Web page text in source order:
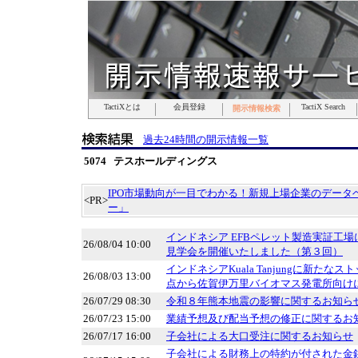
TactiXとは 会員登録 開示情報検索 TactiX Search
TactiXとは 会員登録 開示情報検索 TactiX Search
TactiXとは 会員登録 開示情報検索 TactiX Search
TactiXとは 会員登録 開示情報検索 TactiX Search
TactiXとは 会員登録 開示情報検索 TactiX Search
TactiXとは 会員登録 開示情報検索 TactiX Search
TactiXとは 会員登録 開示情報検索 TactiX Search
過去24時間の開示情報一覧
5074 テスホールディングス
<PR>
IPO市場動向が一目でわかる！新規上場企業のデータ
ー」
26/08/04 10:00
インドネシア EFBペレット製造実証工
見学会を開催いたしました（第３回）
26/08/03 13:00
インドネシアKuala Tanjungに新たなス
点から佐賀伊万里バイオマス発電所向け
26/07/29 08:30
令和８年熊本地震の影響に関するお知ら
26/07/23 15:00
業績予想及び配当予想の修正に関するお
26/07/17 16:00
子会社による大口受注に関するお知らせ
子会社による財務上の特約が付された金